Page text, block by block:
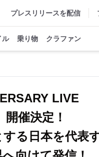
プレスリリースを配信
ル 乗り物 クラファン
LIVE
催決定！
る日本を代表